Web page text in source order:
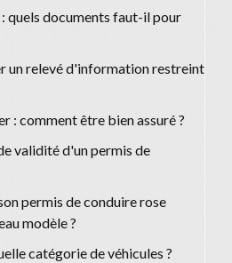
quels documents faut-il pour
un relevé d'information restreint
: comment être bien assuré ?
validité d'un permis de
permis de conduire rose
modèle ?
catégorie de véhicules ?